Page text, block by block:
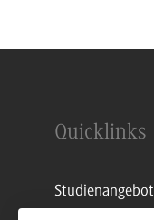
Quicklinks
Studienangebot